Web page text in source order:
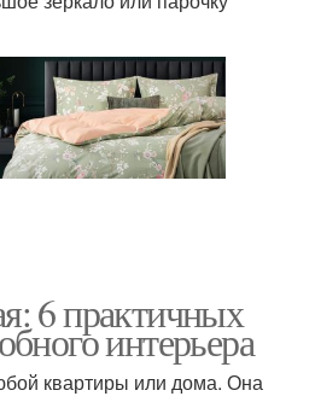
6 практичных
интерьера
квартиры или дома. Она